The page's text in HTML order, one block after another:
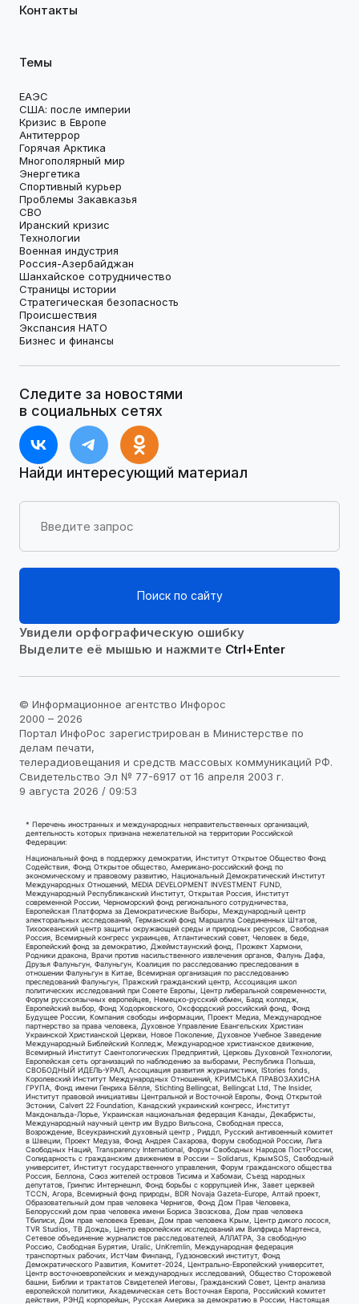
Контакты
Темы
ЕАЭС
США: после империи
Кризис в Европе
Антитеррор
Горячая Арктика
Многополярный мир
Энергетика
Спортивный курьер
Проблемы Закавказья
СВО
Иранский кризис
Технологии
Военная индустрия
Россия-Азербайджан
Шанхайское сотрудничество
Страницы истории
Стратегическая безопасность
Происшествия
Экспансия НАТО
Бизнес и финансы
Следите за новостями
в социальных сетях
Найди интересующий материал
Поиск по сайту
Увидели орфографическую ошибку
Выделите её мышью и нажмите Ctrl+Enter
© Информационное агентство Инфорос
2000 – 2026
Портал ИнфоРос зарегистрирован в Министерстве по
делам печати,
телерадиовещания и средств массовых коммуникаций РФ.
Свидетельство Эл № 77-6917 от 16 апреля 2003 г.
9 августа 2026 / 09:53